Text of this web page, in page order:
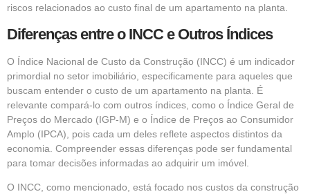
riscos relacionados ao custo final de um apartamento na planta.
Diferenças entre o INCC e Outros Índices
O Índice Nacional de Custo da Construção (INCC) é um indicador
primordial no setor imobiliário, especificamente para aqueles que
buscam entender o custo de um apartamento na planta. É
relevante compará-lo com outros índices, como o Índice Geral de
Preços do Mercado (IGP-M) e o Índice de Preços ao Consumidor
Amplo (IPCA), pois cada um deles reflete aspectos distintos da
economia. Compreender essas diferenças pode ser fundamental
para tomar decisões informadas ao adquirir um imóvel.
O INCC, como mencionado, está focado nos custos da construção